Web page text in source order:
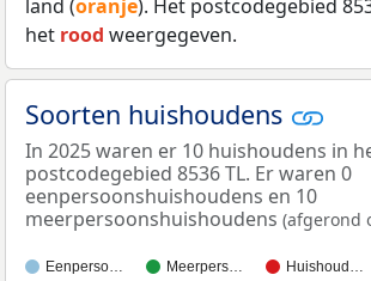
land (oranje). Het postcodegebied
het rood weergegeven.
Soorten huishoudens
In 2025 waren er 10 huishoudens in
postcodegebied 8536 TL. Er waren 0
eenpersoonshuishoudens en 10
meerpersoonshuishoudens (afgerond
Eenperso… Meerpers… Huishoud…